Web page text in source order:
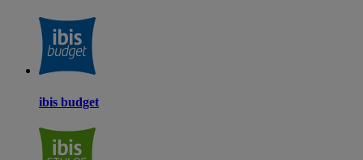
ibis budget